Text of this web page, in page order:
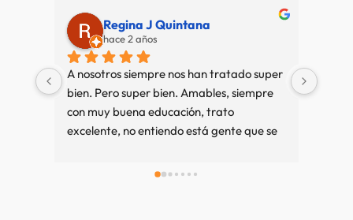
Regina J Quintana
hace 2 años
A nosotros siempre nos han tratado super
bien. Pero super bien. Amables, siempre
con muy buena educación, trato
excelente, no entiendo está gente que se
una visita imprescindible, si compramos